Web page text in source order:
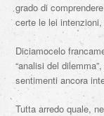
grado di
certe le lei
Diciamocelo
“analisi del
sentimenti ancora
Tutta arredo quale,